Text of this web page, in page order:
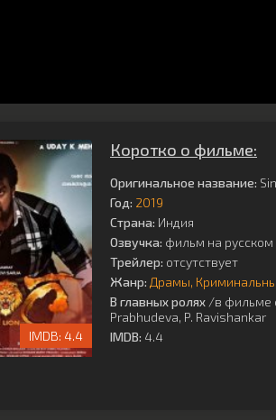
4.4
Коротко о фильме:
Оригинальное название:
Год: 2019
Страна: Индия
Озвучка: фильм на
Трейлер: отсутствует
Жанр: Драмы
В главных ролях /в фильме
Prabhudeva, P. Ravishankar
IMDB: 4.4